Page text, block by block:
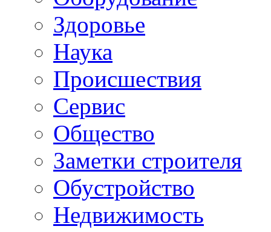
Здоровье
Наука
Происшествия
Сервис
Общество
Заметки строителя
Обустройство
Недвижимость